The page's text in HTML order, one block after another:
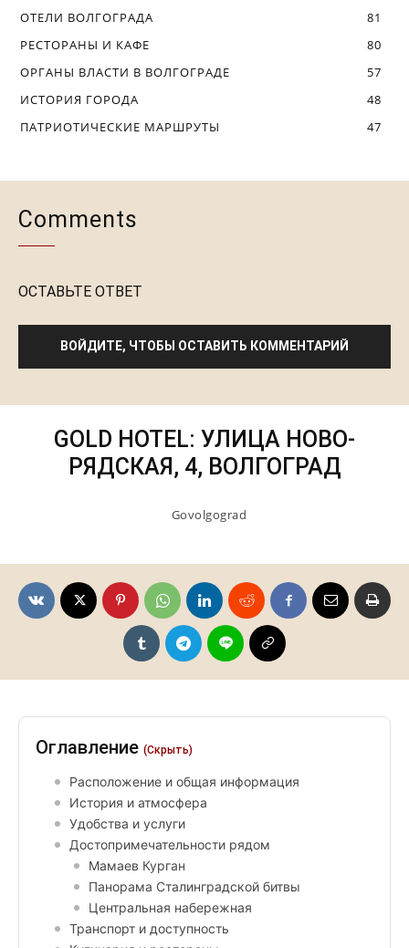
ОТЕЛИ ВОЛГОГРАДА
81
РЕСТОРАНЫ И КАФЕ
80
ОРГАНЫ ВЛАСТИ В ВОЛГОГРАДЕ
57
ИСТОРИЯ ГОРОДА
48
ПАТРИОТИЧЕСКИЕ МАРШРУТЫ
47
Comments
ОСТАВЬТЕ ОТВЕТ
ВОЙДИТЕ, ЧТОБЫ ОСТАВИТЬ КОММЕНТАРИЙ